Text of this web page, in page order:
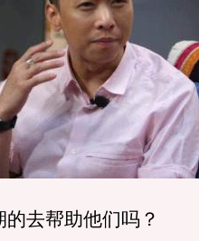
的去帮助他们吗？